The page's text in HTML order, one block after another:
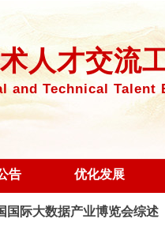
人才交流
and Technical Talent
告 优化发展
际大数据产业博览会综述